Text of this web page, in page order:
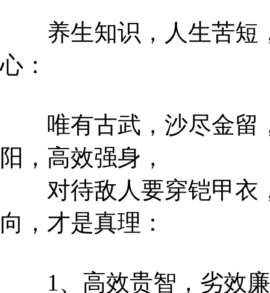
养生知识，人生苦短
心：
唯有古武，沙尽金留
阳，高效强身，
对待敌人要穿铠甲衣
向，才是真理：
1、高效贵智，劣效廉